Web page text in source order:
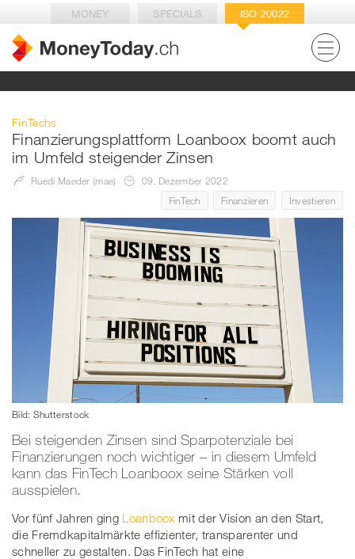
MONEY SPECIALS ISO 20022
FinTechs
Finanzierungsplattform Loanboox boomt auch
im Umfeld steigender Zinsen
Ruedi Maeder (mae)
09. Dezember 2022
FinTech
Finanzieren Investieren
Bild: Shutterstock
Bei steigenden Zinsen sind Sparpotenziale bei
Finanzierungen noch wichtiger – in diesem Umfeld
kann das FinTech Loanboox seine Stärken voll
ausspielen.
Vor fünf Jahren ging Loanboox mit der Vision an den Start,
die Fremdkapitalmärkte effizienter, transparenter und
schneller zu gestalten. Das FinTech hat eine